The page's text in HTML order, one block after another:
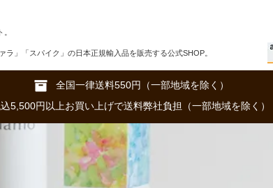
」「スパイク」の日本正規輸入品を販売する公式SHOP。
全国一律送料550円（一部地域を除く）
5,500円以上お買い上げで送料弊社負担（一部地域を除く）